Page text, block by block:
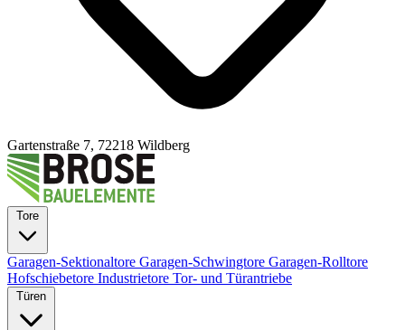
Gartenstraße 7, 72218 Wildberg
Garagen-Sektionaltore Garagen-Schwingtore Garagen-Rolltore
Hofschiebetore Industrietore Tor- und Türantriebe